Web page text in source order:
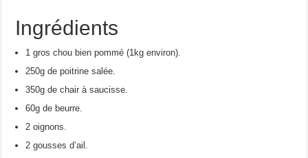
Ingrédients
1 gros chou bien pommé (1kg environ).
250g de poitrine salée.
350g de chair à saucisse.
60g de beurre.
2 oignons.
2 gousses d’ail.